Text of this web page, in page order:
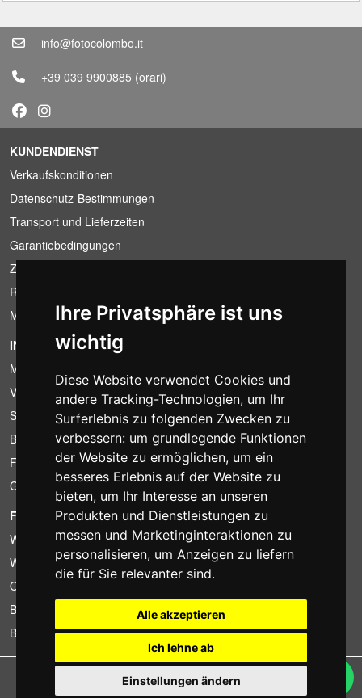
Ihre Privatsphäre ist uns
wichtig
Diese Website verwendet Cookies und
andere Tracking-Technologien, um Ihr
Surferlebnis zu folgenden Zwecken zu
verbessern: um grundlegende Funktionen
der Website zu ermöglichen, um ein
besseres Erlebnis auf der Website zu
bieten, um Ihr Interesse an unseren
Produkten und Dienstleistungen zu
messen und Marketinginteraktionen zu
personalisieren, um Anzeigen zu liefern
die für Sie relevanter sind.
Alle akzeptieren
Ich lehne ab
Einstellungen ändern
info@fotocolombo.it
+39 039 9900885 (orari)
KUNDENDIENST
Verkaufskonditionen
Datenschutz-Bestimmungen
Transport und Lieferzeiten
Garantiebedingungen
Zahlungsbedingungen
Ruecktrittsrecht
MwSt-Bedingungen
INFORMATION
Mietbedingungen
Verkaufsangebote
Sparpakete
Billiger gefunden?
Finanzierung
Gebrauchtartikel
FOTOCOLOMBO.IT
Wer wir sind
Wo wir sind
Oeffnungszeiten
Bewertungen auf Trovaprezzi
Bewertungen auf Google
Copyright © Fotocolombo Srl - Viale Verdi 95 - 23807 Merate (LC) - P. Iva
03298370135 - SDI: M5UXCR1